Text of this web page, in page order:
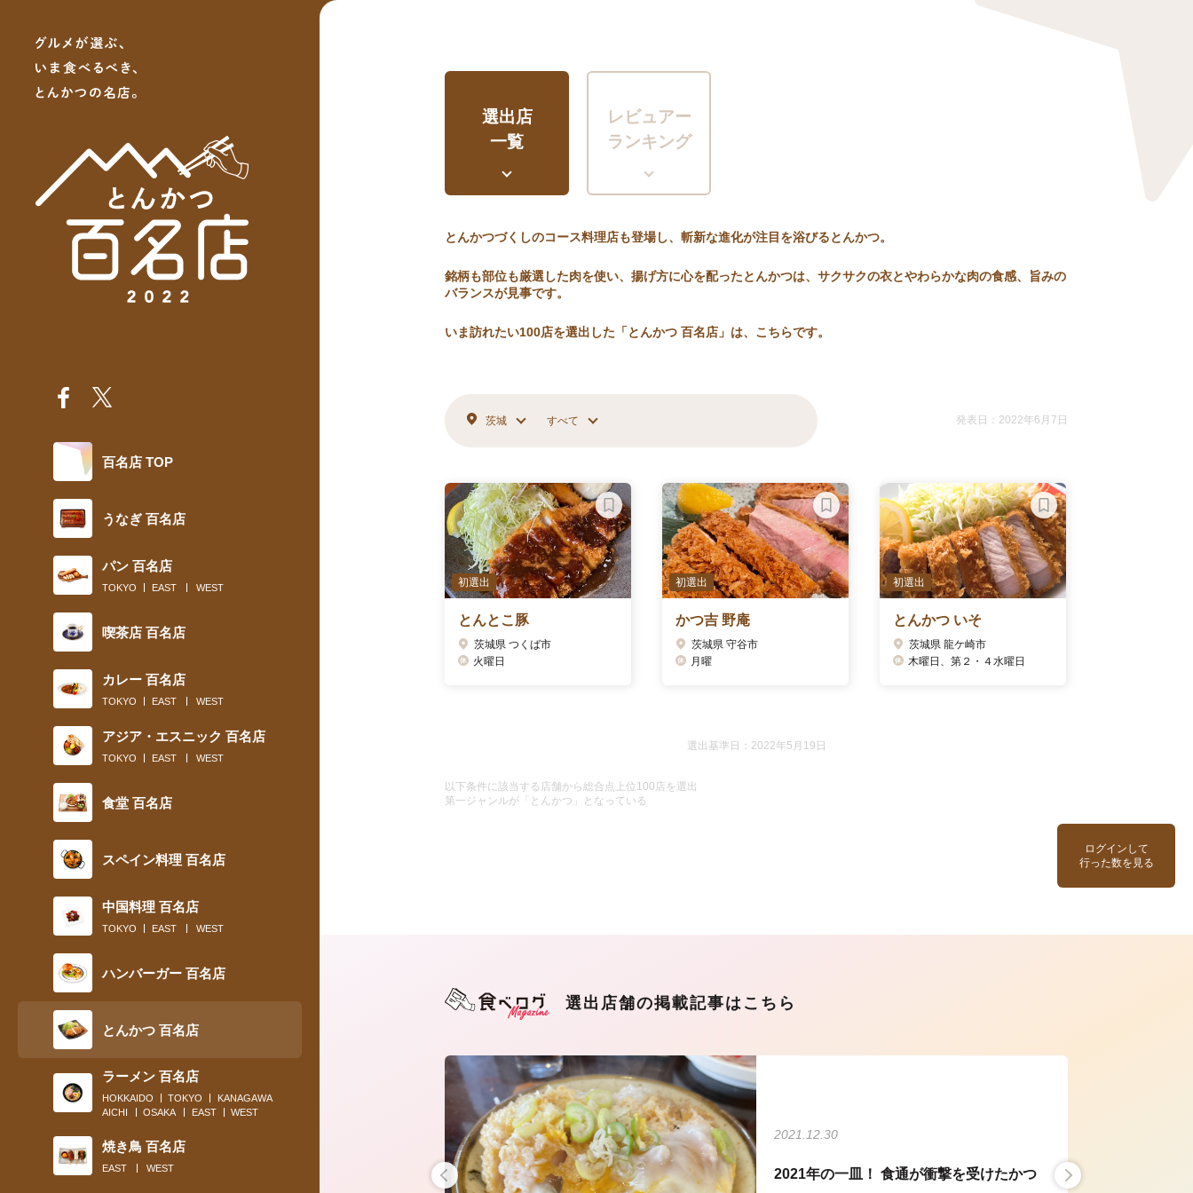
百名店 TOP
うなぎ 百名店
パン 百名店
TOKYO EAST WEST
喫茶店 百名店
カレー 百名店
TOKYO EAST WEST
アジア・エスニック 百名店
TOKYO EAST WEST
食堂 百名店
スペイン料理 百名店
中国料理 百名店
TOKYO EAST WEST
ハンバーガー 百名店
とんかつ 百名店
ラーメン 百名店
HOKKAIDO TOKYO
KANAGAWA
AICHI
OSAKA EAST WEST
焼き鳥 百名店
EAST WEST
選出店
一覧
レビュアー
ランキング
とんかつづくしのコース料理店も登場し、斬新な進化が注目を浴びるとんかつ。
銘柄も部位も厳選した肉を使い、揚げ方に心を配ったとんかつは、サクサクの衣とやわらかな肉の食感、旨みの
バランスが見事です。
いま訪れたい100店を選出した「とんかつ 百名店」は、こちらです。
茨城 すべて 発表日：2022年6月7日
初選出
とんとこ豚
茨城県 つくば市
火曜日
初選出
かつ吉 野庵
茨城県 守谷市
月曜
初選出
とんかつ いそ
茨城県 龍ケ崎市
木曜日、第２・４水曜日
選出基準日：2022年5月19日
以下条件に該当する店舗から総合点上位100店を選出
第一ジャンルが「とんかつ」となっている
ログインして
行った数を見る
選出店舗の掲載記事はこちら
2019.11.28
〈食通の昼メシ〉食べログフォロワー数No.1の食通
2021.12.30
2021年の一皿！ 食通が衝撃を受けたかつ